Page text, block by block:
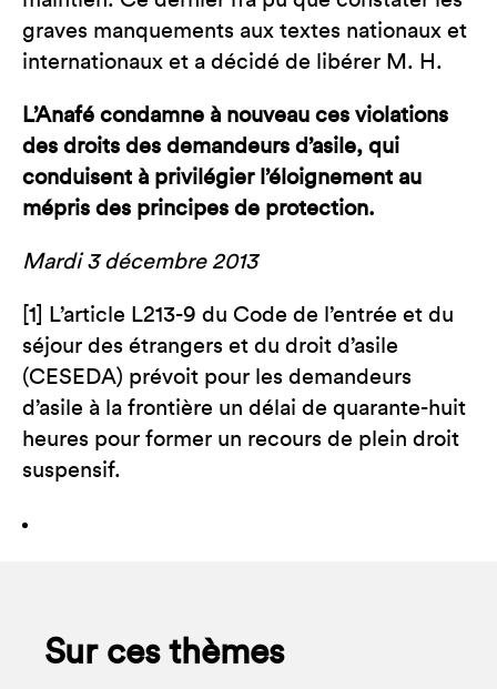
graves manquements aux textes nationaux et
internationaux et a décidé de libérer M. H.
L’Anafé condamne à nouveau ces violations
des droits des demandeurs d’asile, qui
conduisent à privilégier l’éloignement au
mépris des principes de protection.
Mardi 3 décembre 2013
[1] L’article L213-9 du Code de l’entrée et du
séjour des étrangers et du droit d’asile
(CESEDA) prévoit pour les demandeurs
d’asile à la frontière un délai de quarante-huit
heures pour former un recours de plein droit
suspensif.
Sur ces thèmes